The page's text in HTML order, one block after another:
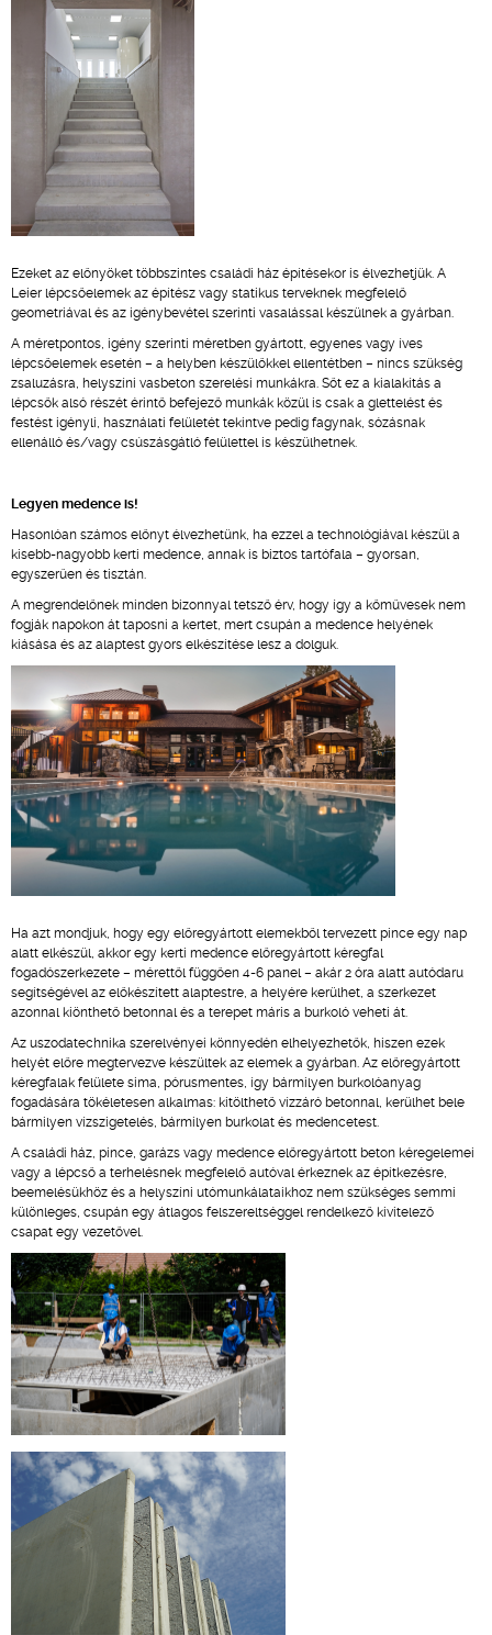
Ezeket az előnyöket többszintes családi ház építésekor is élvezhetjük. A
Leier lépcsőelemek az építész vagy statikus terveknek megfelelő
geometriával és az igénybevétel szerinti vasalással készülnek a gyárban.
A méretpontos, igény szerinti méretben gyártott, egyenes vagy íves
lépcsőelemek esetén – a helyben készülőkkel ellentétben – nincs szükség
zsaluzásra, helyszíni vasbeton szerelési munkákra. Sőt ez a kialakítás a
lépcsők alsó részét érintő befejező munkák közül is csak a glettelést és
festést igényli, használati felületét tekintve pedig fagynak, sózásnak
ellenálló és/vagy csúszásgátló felülettel is készülhetnek.
Legyen medence is!
Hasonlóan számos előnyt élvezhetünk, ha ezzel a technológiával készül a
kisebb-nagyobb kerti medence, annak is biztos tartófala – gyorsan,
egyszerűen és tisztán.
A megrendelőnek minden bizonnyal tetsző érv, hogy így a kőművesek nem
fogják napokon át taposni a kertet, mert csupán a medence helyének
kiásása és az alaptest gyors elkészítése lesz a dolguk.
Ha azt mondjuk, hogy egy előregyártott elemekből tervezett pince egy nap
alatt elkészül, akkor egy kerti medence előregyártott kéregfal
fogadószerkezete – mérettől függően 4-6 panel – akár 2 óra alatt autódaru
segítségével az előkészített alaptestre, a helyére kerülhet, a szerkezet
azonnal kiönthető betonnal és a terepet máris a burkoló veheti át.
Az uszodatechnika szerelvényei könnyedén elhelyezhetők, hiszen ezek
helyét előre megtervezve készültek az elemek a gyárban. Az előregyártott
kéregfalak felülete sima, pórusmentes, így bármilyen burkolóanyag
fogadására tökéletesen alkalmas: kitölthető vízzáró betonnal, kerülhet bele
bármilyen vízszigetelés, bármilyen burkolat és medencetest.
A családi ház, pince, garázs vagy medence előregyártott beton kéregelemei
vagy a lépcső a terhelésnek megfelelő autóval érkeznek az építkezésre,
beemelésükhöz és a helyszíni utómunkálataikhoz nem szükséges semmi
különleges, csupán egy átlagos felszereltséggel rendelkező kivitelező
csapat egy vezetővel.